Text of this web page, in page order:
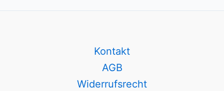
Kontakt
AGB
Widerrufsrecht